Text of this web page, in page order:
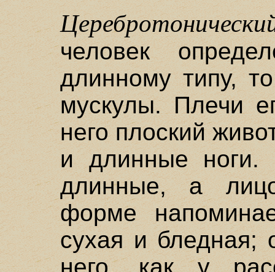
человек
длинному типу,
мускулы. Плечи
него плоский
и длинные
длинные, а
форме
сухая и бледная;